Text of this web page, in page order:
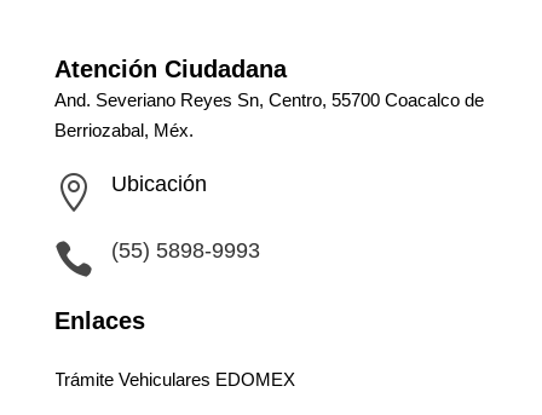
Atención Ciudadana
And. Severiano Reyes Sn, Centro, 55700 Coacalco de
Berriozabal, Méx.
 Ubicación
 (55) 5898-9993
Enlaces
Trámite Vehiculares EDOMEX